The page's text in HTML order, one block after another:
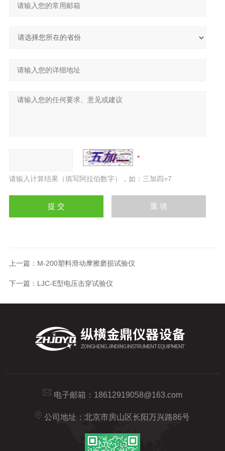
请输入计算结果（填写阿拉伯数字），如：三加四=7
上一篇： M-200塑料滑动摩擦磨损试验仪
下一篇： LJC-E型电压击穿试验仪
电子邮箱： 18612919058@163.com
公司地址：北京市房山区长阳万兴路86号